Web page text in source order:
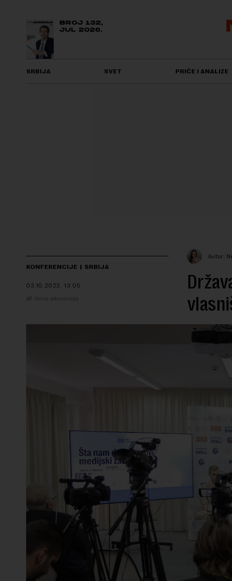
BROJ 132,
JUL 2026.
SRBIJA SVET PRIČE I ANALIZE
KONFERENCIJE SRBIJA
03.10.2023. 13:05
Nova ekonomija
Autor: